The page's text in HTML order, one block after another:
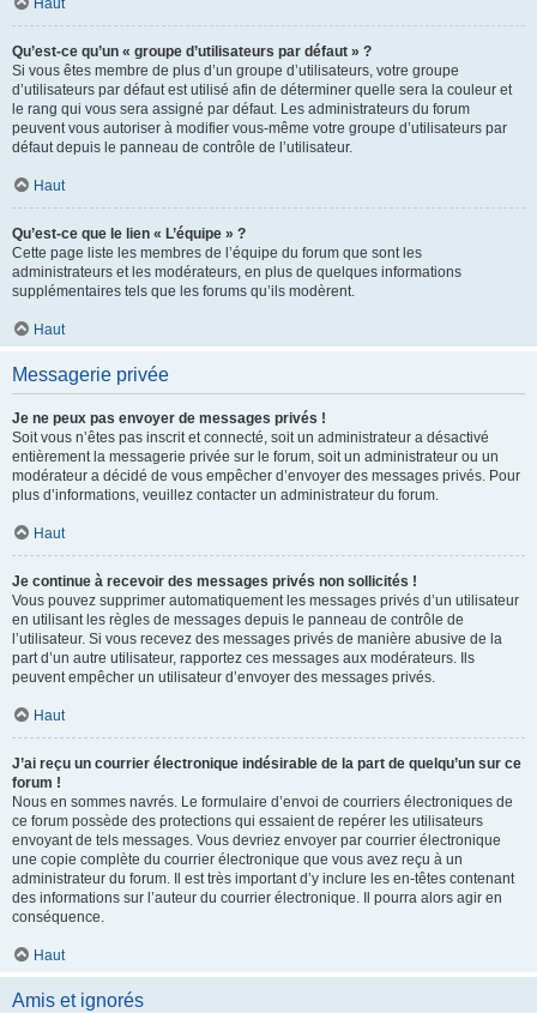
Haut
Qu’est-ce qu’un « groupe d’utilisateurs par défaut » ?
Si vous êtes membre de plus d’un groupe d’utilisateurs, votre groupe
d’utilisateurs par défaut est utilisé afin de déterminer quelle sera la couleur et
le rang qui vous sera assigné par défaut. Les administrateurs du forum
peuvent vous autoriser à modifier vous-même votre groupe d’utilisateurs par
défaut depuis le panneau de contrôle de l’utilisateur.
Haut
Qu’est-ce que le lien « L’équipe » ?
Cette page liste les membres de l’équipe du forum que sont les
administrateurs et les modérateurs, en plus de quelques informations
supplémentaires tels que les forums qu’ils modèrent.
Haut
Messagerie privée
Je ne peux pas envoyer de messages privés !
Soit vous n’êtes pas inscrit et connecté, soit un administrateur a désactivé
entièrement la messagerie privée sur le forum, soit un administrateur ou un
modérateur a décidé de vous empêcher d’envoyer des messages privés. Pour
plus d’informations, veuillez contacter un administrateur du forum.
Haut
Je continue à recevoir des messages privés non sollicités !
Vous pouvez supprimer automatiquement les messages privés d’un utilisateur
en utilisant les règles de messages depuis le panneau de contrôle de
l’utilisateur. Si vous recevez des messages privés de manière abusive de la
part d’un autre utilisateur, rapportez ces messages aux modérateurs. Ils
peuvent empêcher un utilisateur d’envoyer des messages privés.
Haut
J’ai reçu un courrier électronique indésirable de la part de quelqu’un sur ce
forum !
Nous en sommes navrés. Le formulaire d’envoi de courriers électroniques de
ce forum possède des protections qui essaient de repérer les utilisateurs
envoyant de tels messages. Vous devriez envoyer par courrier électronique
une copie complète du courrier électronique que vous avez reçu à un
administrateur du forum. Il est très important d’y inclure les en-têtes contenant
des informations sur l’auteur du courrier électronique. Il pourra alors agir en
conséquence.
Haut
Amis et ignorés